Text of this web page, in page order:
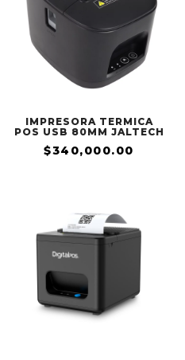
IMPRESORA TERMICA
POS USB 80MM JALTECH
$340,000.00